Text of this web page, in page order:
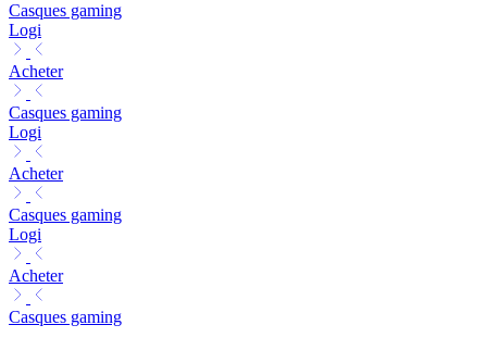
Casques gaming
Logi
Acheter
Casques gaming
Logi
Acheter
Casques gaming
Logi
Acheter
Casques gaming